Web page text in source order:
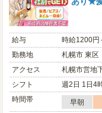
給与
時給1200円
勤務地
札幌市 東区
アクセス
札幌市営地
シフト
週2日 1日4
時間帯
早朝